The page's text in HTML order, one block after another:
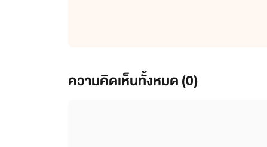
ความคิดเห็นทั้งหมด (0)